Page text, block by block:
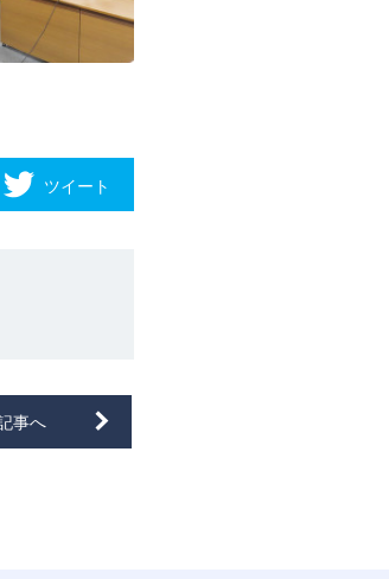
ツイート
事へ